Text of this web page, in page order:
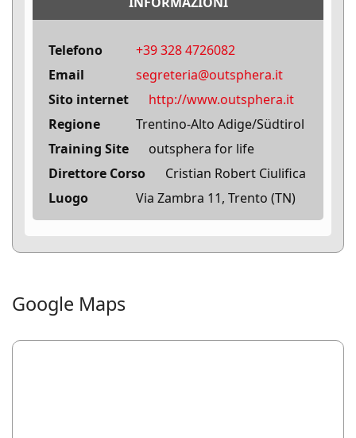
Telefono
+39 328 4726082
Email
segreteria@outsphera.it
Sito internet
http://www.outsphera.it
Regione
Trentino-Alto Adige/Südtirol
Training Site
outsphera for life
Direttore Corso
Cristian Robert Ciulifica
Luogo
Via Zambra 11, Trento (TN)
Google Maps